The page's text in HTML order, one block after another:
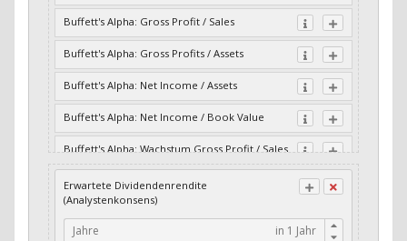
Buffett's Alpha: Gross Profit / Sales
Buffett's Alpha: Gross Profits / Assets
Buffett's Alpha: Net Income / Assets
Buffett's Alpha: Net Income / Book Value
Buffett's Alpha: Wachstum Gross Profit / Sales
Buffett's Alpha: Wachstum Residual Cash Flow
/ Assets
Buffett's Alpha: Wachstum Residual Gross
Erwartete Dividendenrendite
(Analystenkonsens)
Jahre